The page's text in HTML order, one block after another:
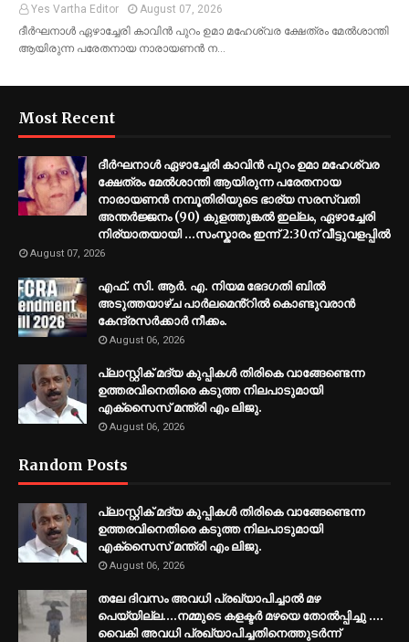
Yes Vartha Editor
August 07, 2026
ദീർഘനാൾ ഏഴാച്ചേരി കാവിൻ പുറം ഉമാ മഹേശ്വര ക്ഷേത്രം മേൽശാന്തി
ആയിരുന്ന പരേതനായ നാരായണൻ ന…
Most Recent
ദീർഘനാൾ ഏഴാച്ചേരി കാവിൻ പുറം ഉമാ മഹേശ്വര
ക്ഷേത്രം മേൽശാന്തി ആയിരുന്ന പരേതനായ
നാരായണൻ നമ്പൂതിരിയുടെ ഭാര്യ സരസ്വതി
അന്തർജ്ജനം (90) കുളത്തുങ്കൽ ഇല്ലം, ഏഴാച്ചേരി
നിര്യാതയായി ...സംസ്കാരം ഇന്ന് 2:30ന് വീട്ടുവളപ്പിൽ
August 07, 2026
എഫ്. സി. ആർ. എ. നിയമ ഭേദഗതി ബിൽ
അടുത്തയാഴ്ച പാർലമെൻ്റിൽ കൊണ്ടുവരാൻ
കേന്ദ്രസർക്കാർ നീക്കം.
August 06, 2026
പ്ലാസ്റ്റിക് മദ്യ കുപ്പികൾ തിരികെ വാങ്ങേണ്ടെന്ന
ഉത്തരവിനെതിരെ കടുത്ത നിലപാടുമായി
എക്സൈസ് മന്ത്രി എം ലിജു.
August 06, 2026
Random Posts
പ്ലാസ്റ്റിക് മദ്യ കുപ്പികൾ തിരികെ വാങ്ങേണ്ടെന്ന
ഉത്തരവിനെതിരെ കടുത്ത നിലപാടുമായി
എക്സൈസ് മന്ത്രി എം ലിജു.
August 06, 2026
തലേ ദിവസം അവധി പ്രഖ്യാപിച്ചാല്‍ മഴ
പെയ്യില്ല....നമ്മുടെ കളക്ടര്‍ മഴയെ തോല്‍പ്പിച്ചു ....
വൈകി അവധി പ്രഖ്യാപിച്ചതിനെത്തുടര്‍ന്ന്